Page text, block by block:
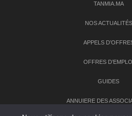
TANMIA.MA
NOS ACTUALITÉS
APPELS
OFFRES D’EMPLOI
GUIDES
ANNUIERE DES